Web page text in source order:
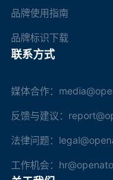
品牌使用指南
品牌标识下载
联系方式
媒体合作：
反馈与建议：
法律问题：
工作机会：